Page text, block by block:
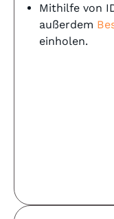
Mithilfe von
außerdem
einholen.